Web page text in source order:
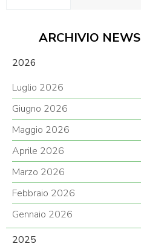
ARCHIVIO
2026
Luglio 2026
Giugno 2026
Maggio 2026
Aprile 2026
Marzo 2026
Febbraio 2026
Gennaio 2026
2025